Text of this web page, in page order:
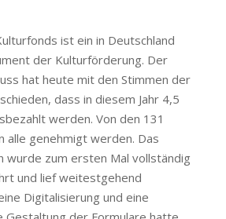
ist ein in Deutschland
der Kulturförderung. Der
hat heute mit den Stimmen der
dass in diesem Jahr 4,5
werden. Von den 131
alle genehmigt werden. Das
wurde zum ersten Mal vollständig
und lief weitestgehend
Digitalisierung und eine